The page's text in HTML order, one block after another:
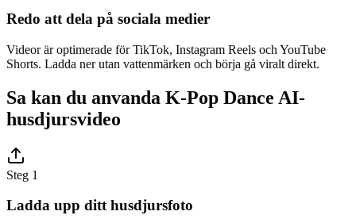
Redo att dela på sociala medier
Videor är optimerade för TikTok, Instagram Reels och YouTube
Shorts. Ladda ner utan vattenmärken och börja gå viralt direkt.
Sa kan du anvanda K-Pop Dance AI-
husdjursvideo
Steg 1
Ladda upp ditt husdjursfoto